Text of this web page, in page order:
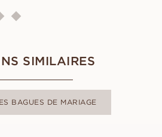
SIMILAIRES
BAGUES DE MARIAGE